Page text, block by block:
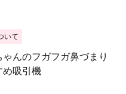
いて
んのフガフガ鼻づまり
め吸引機